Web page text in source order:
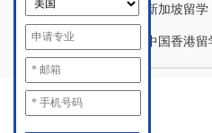
新加坡留学
中国香港留